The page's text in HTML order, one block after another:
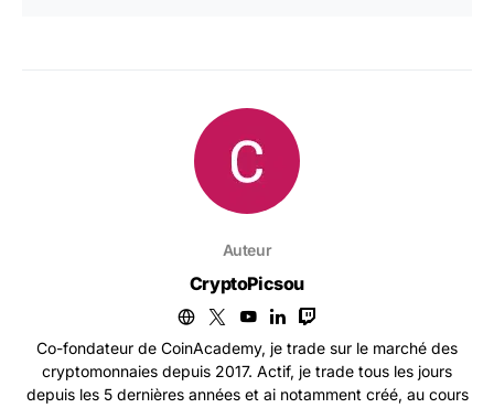
Auteur
CryptoPicsou
Co-fondateur de CoinAcademy, je trade sur le marché des
cryptomonnaies depuis 2017. Actif, je trade tous les jours
depuis les 5 dernières années et ai notamment créé, au cours